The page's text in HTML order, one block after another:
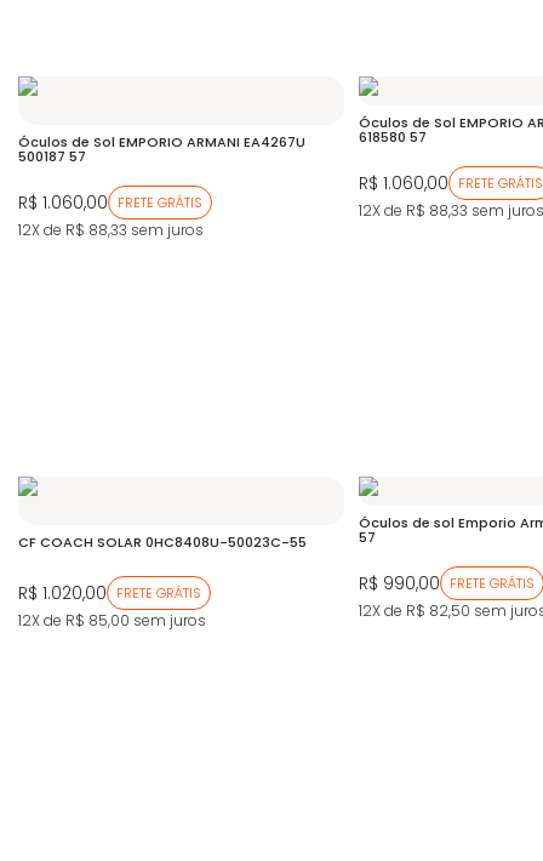
Óculos de Sol EMPORIO ARMANI EA4267U
500187 57
R$ 1.060,00 FRETE GRÁTIS
12X de R$ 88,33 sem juros
Óculos de Sol EMPORIO
618580 57
R$ 1.060,00 FRETE GRÁTIS
12X de R$ 88,33 sem juros
CF COACH SOLAR 0HC8408U-50023C-55
R$ 1.020,00 FRETE GRÁTIS
12X de R$ 85,00 sem juros
Óculos de sol Emporio
57
R$ 990,00 FRETE GRÁTIS
12X de R$ 82,50 sem